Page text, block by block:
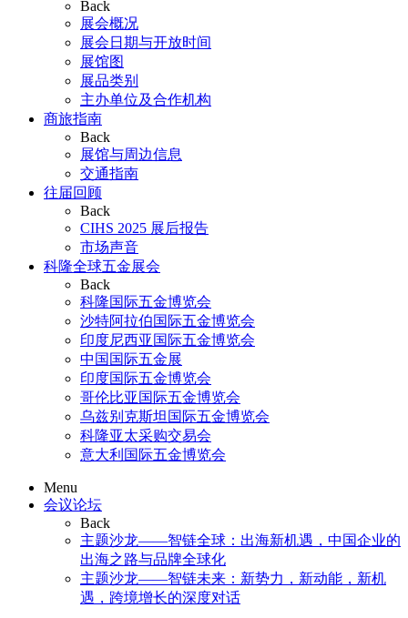
Back
展会概况
展会日期与开放时间
展馆图
展品类别
主办单位及合作机构
商旅指南
Back
展馆与周边信息
交通指南
往届回顾
Back
CIHS 2025 展后报告
市场声音
科隆全球五金展会
Back
科隆国际五金博览会
沙特阿拉伯国际五金博览会
印度尼西亚国际五金博览会
中国国际五金展
印度国际五金博览会
哥伦比亚国际五金博览会
乌兹别克斯坦国际五金博览会
科隆亚太采购交易会
意大利国际五金博览会
Menu
会议论坛
Back
主题沙龙——智链全球：出海新机遇，中国企业的
出海之路与品牌全球化
主题沙龙——智链未来：新势力，新动能，新机
遇，跨境增长的深度对话